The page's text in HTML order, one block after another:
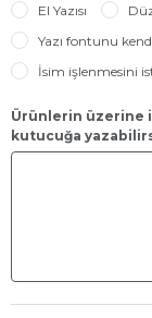
El Yazısı
Yazı fontunu
İsim işlenmesini
Ürünlerin üzerine
kutucuğa